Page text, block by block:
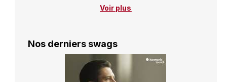
Voir plus
Nos derniers swags